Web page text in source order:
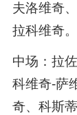
夫洛维奇
拉科维奇。
中场：拉
科维奇-萨
奇、科斯